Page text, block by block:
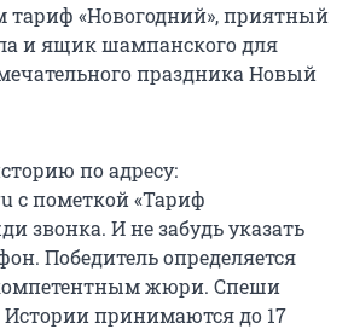
тариф «Новогодний», приятный
и ящик шампанского для
праздника Новый
по адресу:
с пометкой «Тариф
звонка. И не забудь указать
Победитель определяется
жюри. Спеши
Истории принимаются до 17